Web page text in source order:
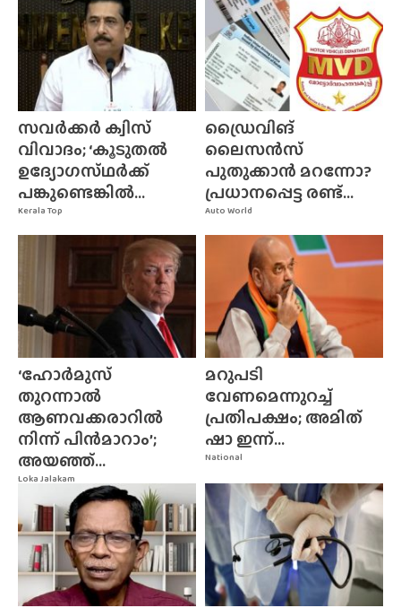
Kerala Top
സവർക്കർ ക്വിസ്
വിവാദം; ‘കൂടുതൽ
ഉദ്യോഗസ്‌ഥർക്ക്‌
പങ്കുണ്ടെങ്കിൽ...
Auto World
ഡ്രൈവിങ്
ലൈസൻസ്
പുതുക്കാൻ മറന്നോ?
പ്രധാനപ്പെട്ട രണ്ട്...
Loka Jalakam
‘ഹോർമുസ്
തുറന്നാൽ
ആണവക്കരാറിൽ
നിന്ന് പിൻമാറാം’;
അയഞ്ഞ്...
National
മറുപടി
വേണമെന്നുറച്ച്
പ്രതിപക്ഷം; അമിത്
ഷാ ഇന്ന്...